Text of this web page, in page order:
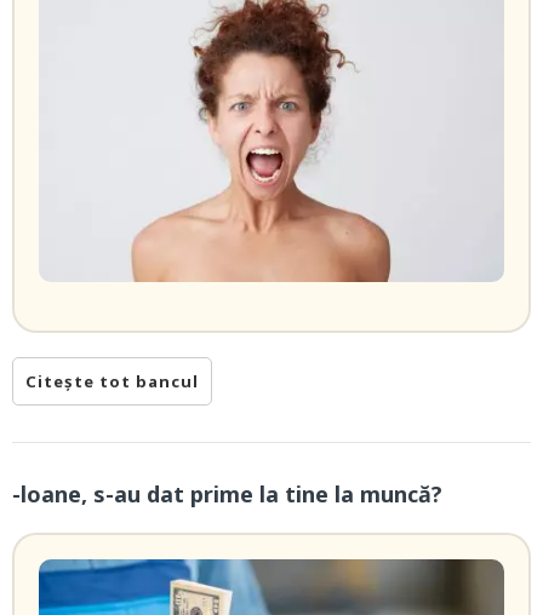
Citește tot bancul
-loane, s-au dat prime la tine la muncă?